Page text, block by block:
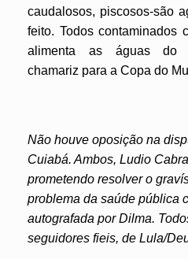
caudalosos, piscosos-são
feito. Todos contaminados
alimenta as águas do
chamariz para a Copa do
Não houve oposição na
Cuiabá. Ambos, Ludio
prometendo resolver o
problema da saúde pública
autografada por Dilma.
seguidores fieis, de Lula/